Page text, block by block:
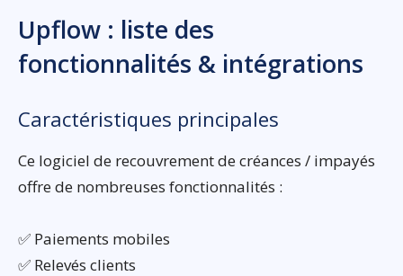
Upflow : liste des
fonctionnalités & intégrations
Caractéristiques principales
Ce logiciel de recouvrement de créances / impayés
offre de nombreuses fonctionnalités :
✅ Paiements mobiles
✅ Relevés clients